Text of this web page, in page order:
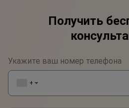
Получить
Укажите ваш номер телефона
+1▼